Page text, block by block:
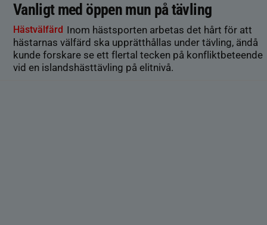
Vanligt med öppen mun på tävling
Hästvälfärd Inom hästsporten arbetas det hårt för att
hästarnas välfärd ska upprätthållas under tävling, ändå
kunde forskare se ett flertal tecken på konfliktbeteende
vid en islandshästtävling på elitnivå.